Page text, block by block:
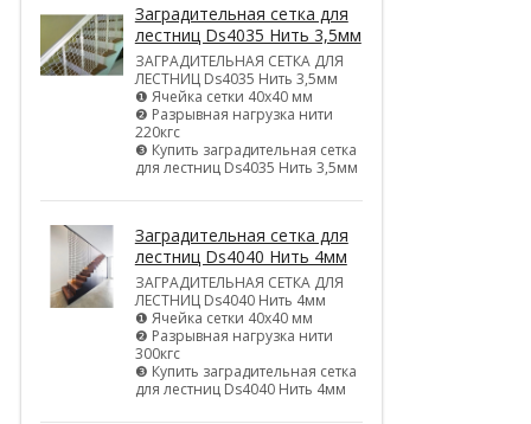
Заградительная сетка для
лестниц Ds4035 Нить 3,5мм
ЗАГРАДИТЕЛЬНАЯ СЕТКА ДЛЯ
ЛЕСТНИЦ Ds4035 Нить 3,5мм
❶ Ячейка сетки 40х40 мм
❷ Разрывная нагрузка нити
220кгс
❸ Купить заградительная сетка
для лестниц Ds4035 Нить 3,5мм
Заградительная сетка для
лестниц Ds4040 Нить 4мм
ЗАГРАДИТЕЛЬНАЯ СЕТКА ДЛЯ
ЛЕСТНИЦ Ds4040 Нить 4мм
❶ Ячейка сетки 40х40 мм
❷ Разрывная нагрузка нити
300кгс
❸ Купить заградительная сетка
для лестниц Ds4040 Нить 4мм